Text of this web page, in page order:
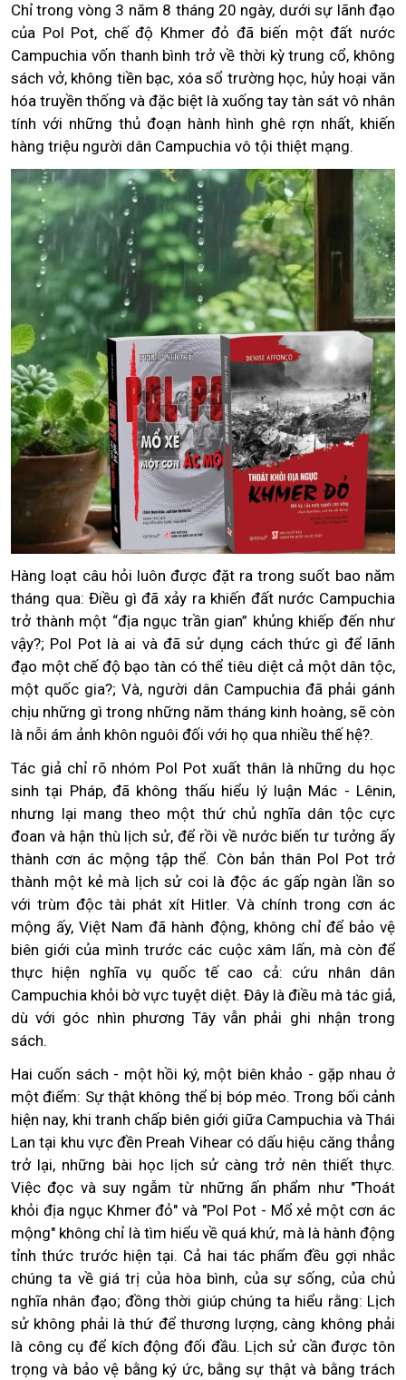
Chỉ trong vòng 3 năm 8 tháng 20 ngày, dưới sự lãnh đạo
của Pol Pot, chế độ Khmer đỏ đã biến một đất nước
Campuchia vốn thanh bình trở về thời kỳ trung cổ, không
sách vở, không tiền bạc, xóa sổ trường học, hủy hoại văn
hóa truyền thống và đặc biệt là xuống tay tàn sát vô nhân
tính với những thủ đoạn hành hình ghê rợn nhất, khiến
hàng triệu người dân Campuchia vô tội thiệt mạng.
Hàng loạt câu hỏi luôn được đặt ra trong suốt bao năm
tháng qua: Điều gì đã xảy ra khiến đất nước Campuchia
trở thành một “địa ngục trần gian” khủng khiếp đến như
vậy?; Pol Pot là ai và đã sử dụng cách thức gì để lãnh
đạo một chế độ bạo tàn có thể tiêu diệt cả một dân tộc,
một quốc gia?; Và, người dân Campuchia đã phải gánh
chịu những gì trong những năm tháng kinh hoàng, sẽ còn
là nỗi ám ảnh khôn nguôi đối với họ qua nhiều thế hệ?.
Tác giả chỉ rõ nhóm Pol Pot xuất thân là những du học
sinh tại Pháp, đã không thấu hiểu lý luận Mác - Lênin,
nhưng lại mang theo một thứ chủ nghĩa dân tộc cực
đoan và hận thù lịch sử, để rồi về nước biến tư tưởng ấy
thành cơn ác mộng tập thể. Còn bản thân Pol Pot trở
thành một kẻ mà lịch sử coi là độc ác gấp ngàn lần so
với trùm độc tài phát xít Hitler. Và chính trong cơn ác
mộng ấy, Việt Nam đã hành động, không chỉ để bảo vệ
biên giới của mình trước các cuộc xâm lấn, mà còn để
thực hiện nghĩa vụ quốc tế cao cả: cứu nhân dân
Campuchia khỏi bờ vực tuyệt diệt. Đây là điều mà tác giả,
dù với góc nhìn phương Tây vẫn phải ghi nhận trong
sách.
Hai cuốn sách - một hồi ký, một biên khảo - gặp nhau ở
một điểm: Sự thật không thể bị bóp méo. Trong bối cảnh
hiện nay, khi tranh chấp biên giới giữa Campuchia và Thái
Lan tại khu vực đền Preah Vihear có dấu hiệu căng thẳng
trở lại, những bài học lịch sử càng trở nên thiết thực.
Việc đọc và suy ngẫm từ những ấn phẩm như "Thoát
khỏi địa ngục Khmer đỏ" và "Pol Pot - Mổ xẻ một cơn ác
mộng" không chỉ là tìm hiểu về quá khứ, mà là hành động
tỉnh thức trước hiện tại. Cả hai tác phẩm đều gợi nhắc
chúng ta về giá trị của hòa bình, của sự sống, của chủ
nghĩa nhân đạo; đồng thời giúp chúng ta hiểu rằng: Lịch
sử không phải là thứ để thương lượng, càng không phải
là công cụ để kích động đối đầu. Lịch sử cần được tôn
trọng và bảo vệ bằng ký ức, bằng sự thật và bằng trách